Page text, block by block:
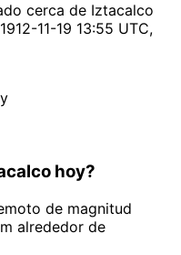
cerca de Iztacalco
11-19 13:55 UTC,
hoy?
de magnitud
alrededor de